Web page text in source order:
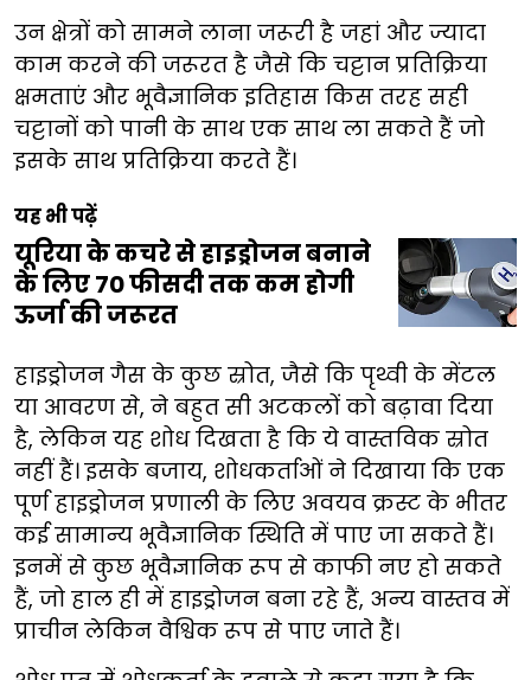
उन क्षेत्रों को सामने लाना जरूरी है जहां और ज्यादा
काम करने की जरूरत है जैसे कि चट्टान प्रतिक्रिया
क्षमताएं और भूवैज्ञानिक इतिहास किस तरह सही
चट्टानों को पानी के साथ एक साथ ला सकते हैं जो
इसके साथ प्रतिक्रिया करते हैं।
यह भी पढ़ें
यूरिया के कचरे से हाइड्रोजन बनाने
के लिए 70 फीसदी तक कम होगी
ऊर्जा की जरूरत
हाइड्रोजन गैस के कुछ स्रोत, जैसे कि पृथ्वी के मेंटल
या आवरण से, ने बहुत सी अटकलों को बढ़ावा दिया
है, लेकिन यह शोध दिखता है कि ये वास्तविक स्रोत
नहीं हैं। इसके बजाय, शोधकर्ताओं ने दिखाया कि एक
पूर्ण हाइड्रोजन प्रणाली के लिए अवयव क्रस्ट के भीतर
कई सामान्य भूवैज्ञानिक स्थिति में पाए जा सकते हैं।
इनमें से कुछ भूवैज्ञानिक रूप से काफी नए हो सकते
हैं, जो हाल ही में हाइड्रोजन बना रहे हैं, अन्य वास्तव में
प्राचीन लेकिन वैश्विक रूप से पाए जाते हैं।